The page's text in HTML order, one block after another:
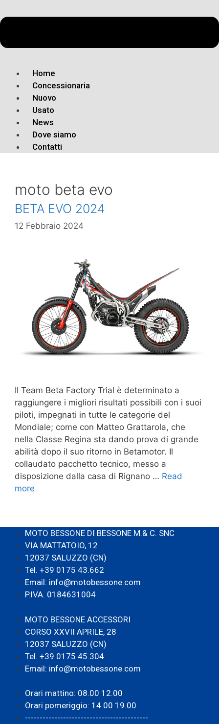
Home
Concessionaria
Nuovo
Usato
News
Dove siamo
Contatti
moto beta evo
BETA EVO 2024
12 Febbraio 2024
Il Team Beta Factory Trial è determinato a
raggiungere i migliori risultati possibili con i suoi
piloti, impegnati in tutte le categorie del
Mondiale; come con Matteo Grattarola, che
nella Classe Regina sta dando prova di grande
abilità dopo il suo ritorno in Betamotor. Il
collaudato pacchetto tecnico, messo a
disposizione dalla casa di Rignano … Read
more
MOTO BESSONE DI BESSONE M.& C. SNC
VIA MATTATOIO, 12
12037 SALUZZO (CN)
Tel. +39 0175 43.662
Email: info@motobessone.com
P.IVA. 0184631004
MOTO BESSONE ACCESSORI
CORSO XXVII APRILE, 28
12037 SALUZZO (CN)
Tel. +39 0175 45.304
Email: info@motobessone.com
Orari mattino: 08.00 12.00
Orari pomeriggio: 14.00 19.00
------------------------------------------